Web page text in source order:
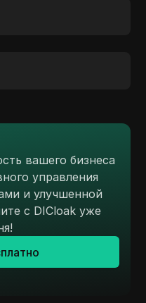
вашего бизнеса
управления
и улучшенной
с DICloak уже